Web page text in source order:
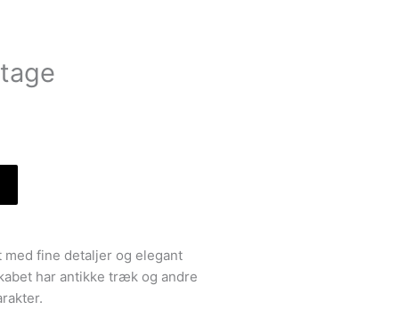
fine detaljer og elegant
har antikke træk og andre